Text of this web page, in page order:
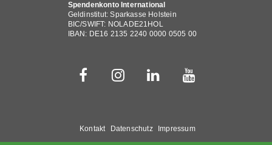
Spendenkonto International
Geldinstitut: Sparkasse Holstein
BIC/SWIFT: NOLADE21HOL
IBAN: DE16 2135 2240 0000 0505 00
Kontakt Datenschutz Impressum